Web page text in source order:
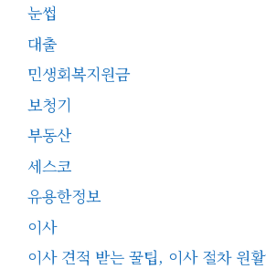
눈썹
대출
민생회복지원금
보청기
부동산
세스코
유용한정보
이사
이사 견적 받는 꿀팁, 이사 절차 원